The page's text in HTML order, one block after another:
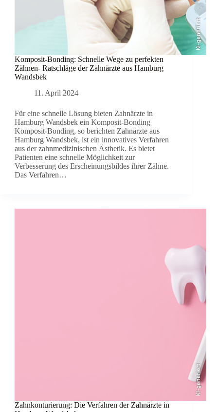
KI-generiert
Komposit-Bonding: Schnelle Wege zu perfekten
Zähnen- Ratschläge der Zahnärzte aus Hamburg
Wandsbek
11. April 2024
Für eine schnelle Lösung bieten Zahnärzte in
Hamburg Wandsbek ein Komposit-Bonding
Komposit-Bonding, so berichten Zahnärzte aus
Hamburg Wandsbek, ist ein innovatives Verfahren
aus der zahnmedizinischen Ästhetik. Es bietet
Patienten eine schnelle Möglichkeit zur
Verbesserung des Erscheinungsbildes ihrer Zähne.
Das Verfahren…
KI-generiert
Zahnkonturierung: Die Verfahren der Zahnärzte in